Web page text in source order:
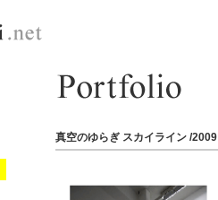
真空のゆらぎ スカイライン /2009